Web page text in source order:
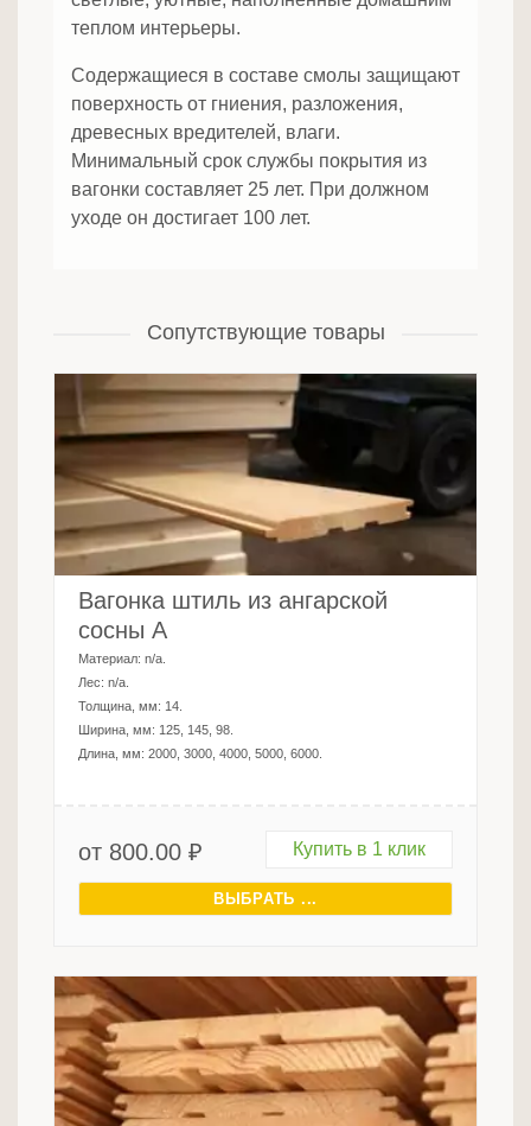
теплом интерьеры.
Содержащиеся в составе смолы защищают
поверхность от гниения, разложения,
древесных вредителей, влаги.
Минимальный срок службы покрытия из
вагонки составляет 25 лет. При должном
уходе он достигает 100 лет.
Сопутствующие товары
Вагонка штиль из ангарской
сосны A
Материал: n/a.
Лес: n/a.
Толщина, мм: 14.
Ширина, мм: 125, 145, 98.
Длина, мм: 2000, 3000, 4000, 5000, 6000.
от 800.00 ₽ Купить в 1 клик
ВЫБРАТЬ ...